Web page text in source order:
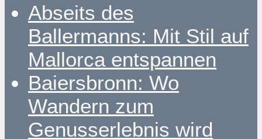
Abseits des
Ballermanns: Mit Stil auf
Mallorca entspannen
Baiersbronn: Wo
Wandern zum
Genusserlebnis wird